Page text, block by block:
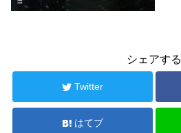
シェアする
Twitter
はてブ